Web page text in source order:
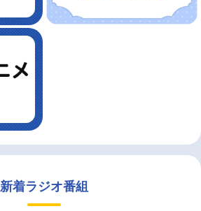
新着ラジオ番組